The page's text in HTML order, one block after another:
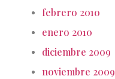
febrero 2010
enero 2010
diciembre 2009
noviembre 2009